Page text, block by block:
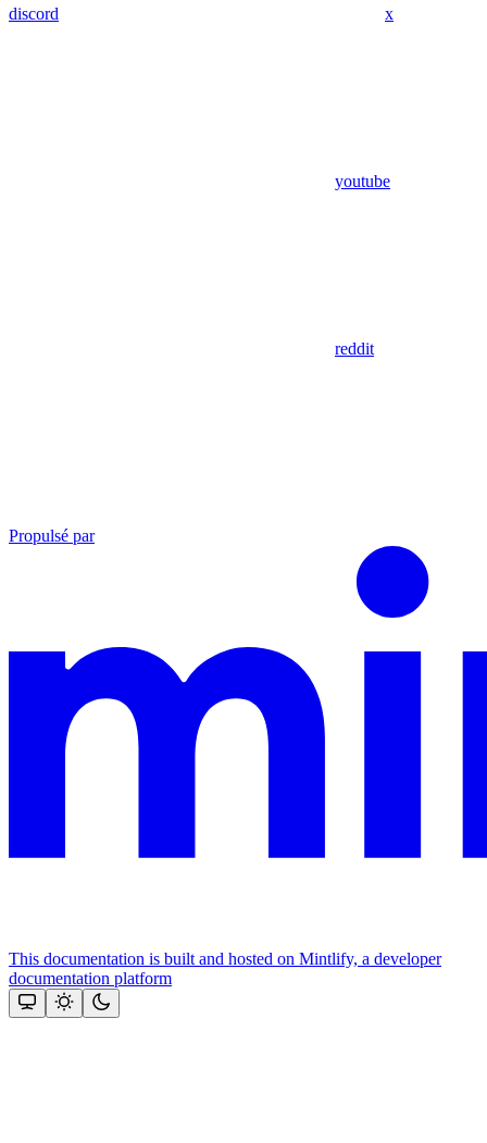
discord x
youtube
reddit
Propulsé par
This documentation is built and hosted on Mintlify, a developer
documentation platform